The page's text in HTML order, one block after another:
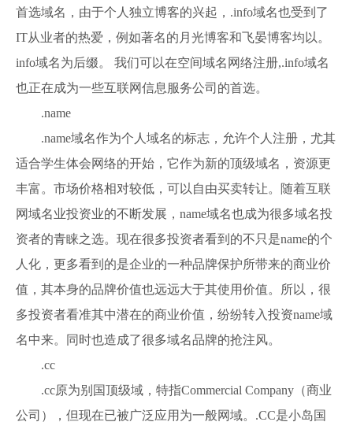
首选域名，由于个人独立博客的兴起，.info域名也受到了
IT从业者的热爱，例如著名的月光博客和飞晏博客均以。
info域名为后缀。 我们可以在空间域名网络注册,.info域名
也正在成为一些互联网信息服务公司的首选。
.name
.name域名作为个人域名的标志，允许个人注册，尤其
适合学生体会网络的开始，它作为新的顶级域名，资源更
丰富。市场价格相对较低，可以自由买卖转让。随着互联
网域名业投资业的不断发展，name域名也成为很多域名投
资者的青睐之选。现在很多投资者看到的不只是name的个
人化，更多看到的是企业的一种品牌保护所带来的商业价
值，其本身的品牌价值也远远大于其使用价值。所以，很
多投资者看准其中潜在的商业价值，纷纷转入投资name域
名中来。同时也造成了很多域名品牌的抢注风。
.cc
.cc原为别国顶级域，特指Commercial Company（商业
公司），但现在已被广泛应用为一般网域。.CC是小岛国